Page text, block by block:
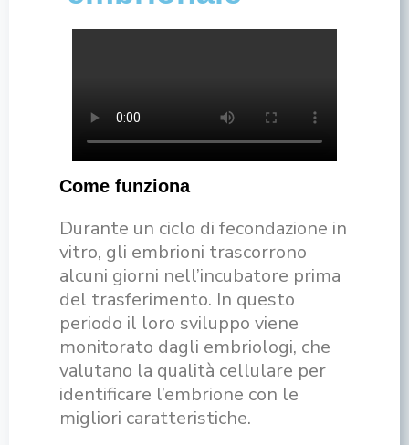
Come funziona
Durante un ciclo di fecondazione in
vitro, gli embrioni trascorrono
alcuni giorni nell’incubatore prima
del trasferimento. In questo
periodo il loro sviluppo viene
monitorato dagli embriologi, che
valutano la qualità cellulare per
identificare l’embrione con le
migliori caratteristiche.